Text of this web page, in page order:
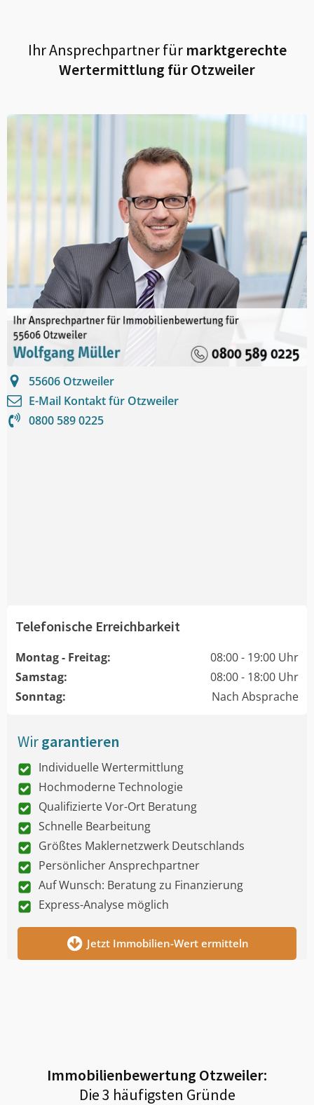
Ihr Ansprechpartner fürmarktgerechte
Wertermittlung fürOtzweiler
55606 Otzweiler
E-Mail Kontakt für Otzweiler
0800 589 0225
Telefonische Erreichbarkeit
Montag - Freitag:
08:00 - 19:00 Uhr
Samstag:
08:00 - 18:00 Uhr
Sonntag:
Nach Absprache
Wirgarantieren
Individuelle Wertermittlung
Hochmoderne Technologie
Qualifizierte Vor-Ort Beratung
Schnelle Bearbeitung
Größtes Maklernetzwerk Deutschlands
Persönlicher Ansprechpartner
Auf Wunsch: Beratung zu Finanzierung
Express-Analyse möglich
Jetzt Immobilien-Wert ermitteln
Immobilienbewertung Otzweiler:
Die 3 häufigsten Gründe